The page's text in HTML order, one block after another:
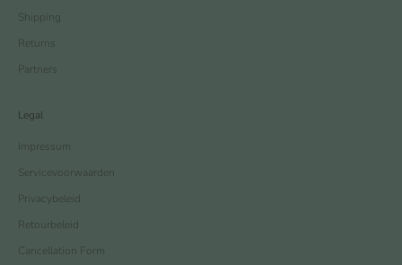
Shipping
Returns
Partners
Legal
Impressum
Servicevoorwaarden
Privacybeleid
Retourbeleid
Cancellation Form